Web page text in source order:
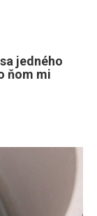
jedného
ňom mi